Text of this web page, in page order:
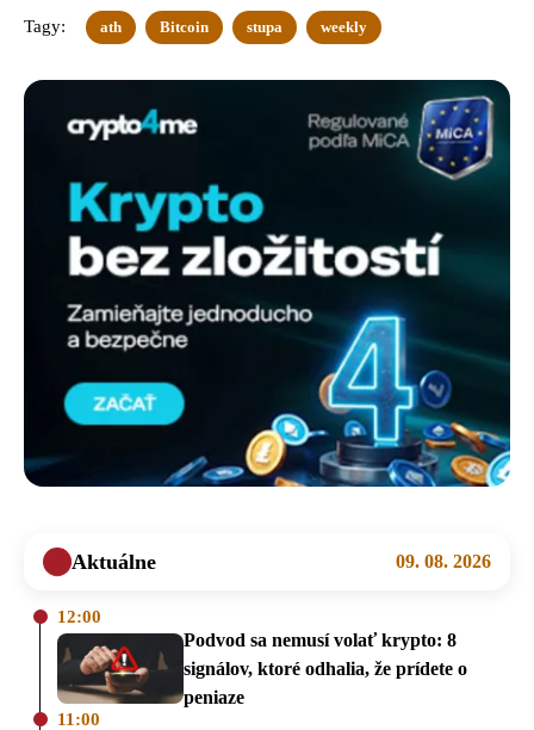
Tagy: ath Bitcoin stupa weekly
Aktuálne 09. 08. 2026
12:00
Podvod sa nemusí volať krypto: 8
signálov, ktoré odhalia, že prídete o
peniaze
11:00